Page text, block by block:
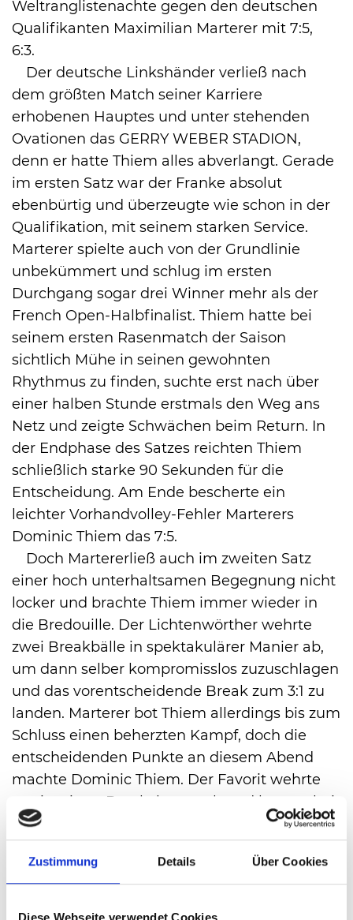
Zustimmung Details Über Cookies
Weltranglistenachte gegen den deutschen
Qualifikanten Maximilian Marterer mit 7:5,
6:3.
Der deutsche Linkshänder verließ nach
dem größten Match seiner Karriere
erhobenen Hauptes und unter stehenden
Ovationen das GERRY WEBER STADION,
denn er hatte Thiem alles abverlangt. Gerade
im ersten Satz war der Franke absolut
ebenbürtig und überzeugte wie schon in der
Qualifikation, mit seinem starken Service.
Marterer spielte auch von der Grundlinie
unbekümmert und schlug im ersten
Durchgang sogar drei Winner mehr als der
French Open-Halbfinalist. Thiem hatte bei
seinem ersten Rasenmatch der Saison
sichtlich Mühe in seinen gewohnten
Rhythmus zu finden, suchte erst nach über
einer halben Stunde erstmals den Weg ans
Netz und zeigte Schwächen beim Return. In
der Endphase des Satzes reichten Thiem
schließlich starke 90 Sekunden für die
Entscheidung. Am Ende bescherte ein
leichter Vorhandvolley-Fehler Marterers
Dominic Thiem das 7:5.
Doch Martererließ auch im zweiten Satz
einer hoch unterhaltsamen Begegnung nicht
locker und brachte Thiem immer wieder in
die Bredouille. Der Lichtenwörther wehrte
zwei Breakbälle in spektakulärer Manier ab,
um dann selber kompromisslos zuzuschlagen
und das vorentscheidende Break zum 3:1 zu
landen. Marterer bot Thiem allerdings bis zum
Schluss einen beherzten Kampf, doch die
entscheidenden Punkte an diesem Abend
machte Dominic Thiem. Der Favorit wehrte
zwei weitere Breakchance ab und kannte bei
seinem ersten Matchball keine Gnade.
„Er hat schon viel mehr Matches auf Rasen
gespielt als ich und serviert sehr gut. Deshalb
bin ich einfach glücklich, dass ich jetzt in zwei
Sätzen gewonnen habe“, resümierte Thiem